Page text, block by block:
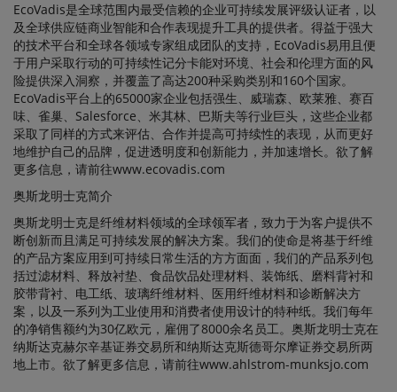
EcoVadis是全球范围内最受信赖的企业可持续发展评级认证者，以
及全球供应链商业智能和合作表现提升工具的提供者。得益于强大
的技术平台和全球各领域专家组成团队的支持，EcoVadis易用且便
于用户采取行动的可持续性记分卡能对环境、社会和伦理方面的风
险提供深入洞察，并覆盖了高达200种采购类别和160个国家。
EcoVadis平台上的65000家企业包括强生、威瑞森、欧莱雅、赛百
味、雀巢、Salesforce、米其林、巴斯夫等行业巨头，这些企业都
采取了同样的方式来评估、合作并提高可持续性的表现，从而更好
地维护自己的品牌，促进透明度和创新能力，并加速增长。欲了解
更多信息，请前往www.ecovadis.com
奥斯龙明士克简介
奥斯龙明士克是纤维材料领域的全球领军者，致力于为客户提供不
断创新而且满足可持续发展的解决方案。我们的使命是将基于纤维
的产品方案应用到可持续日常生活的方方面面，我们的产品系列包
括过滤材料、释放衬垫、食品饮品处理材料、装饰纸、磨料背衬和
胶带背衬、电工纸、玻璃纤维材料、医用纤维材料和诊断解决方
案，以及一系列为工业使用和消费者使用设计的特种纸。我们每年
的净销售额约为30亿欧元，雇佣了8000余名员工。奥斯龙明士克在
纳斯达克赫尔辛基证券交易所和纳斯达克斯德哥尔摩证券交易所两
地上市。欲了解更多信息，请前往www.ahlstrom-munksjo.com